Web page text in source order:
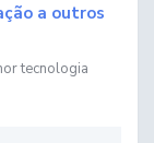
a outros
tecnologia